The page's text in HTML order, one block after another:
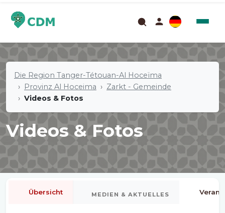
Die Region Tanger-Tétouan-Al Hoceïma
Provinz Al Hoceima
Zarkt - Gemeinde
Videos & Fotos
Videos & Fotos
Übersicht MEDIEN & AKTUELLES